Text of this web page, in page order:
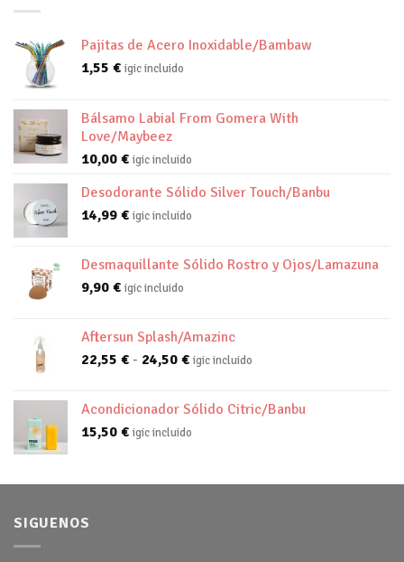
Pajitas de Acero Inoxidable/Bambaw
1,55 € igic incluido
Bálsamo Labial From Gomera With
Love/Maybeez
10,00 € igic incluido
Desodorante Sólido Silver Touch/Banbu
14,99 € igic incluido
Desmaquillante Sólido Rostro y Ojos/Lamazuna
9,90 € igic incluido
Aftersun Splash/Amazinc
22,55 € - 24,50 €Rango
desde
22,55 €
igic incluido
Acondicionador Sólido Citric/Banbu
15,50 € igic incluido
SIGUENOS